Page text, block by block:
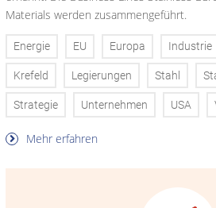
Materials werden zusammengeführt.
Energie EU Europa Industrie
Krefeld Legierungen Stahl
Strategie Unternehmen USA
Mehr erfahren